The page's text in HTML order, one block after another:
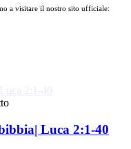
a visitare il nostro sito ufficiale:
Luca 2:1-40